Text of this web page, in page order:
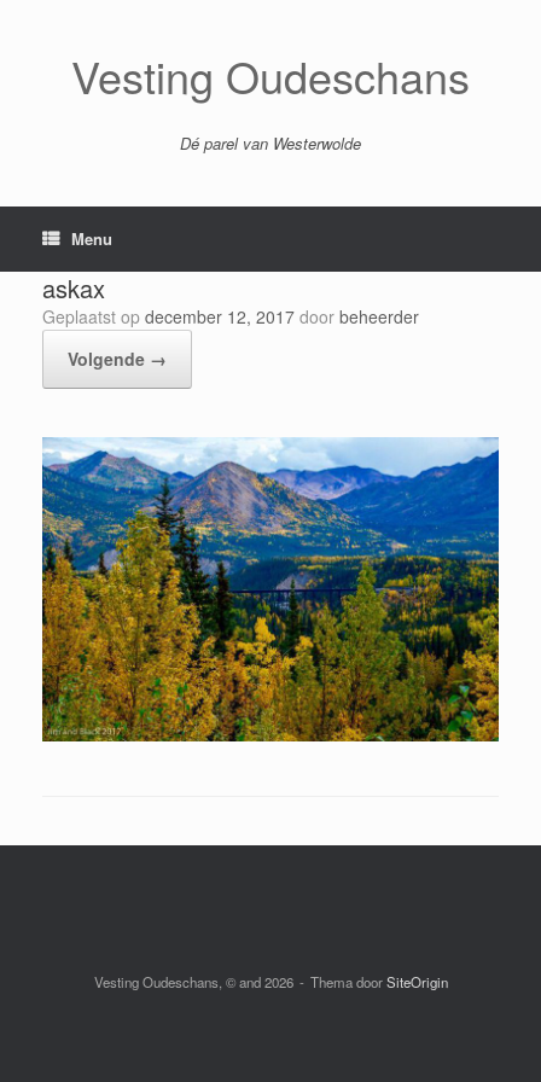
Vesting Oudeschans
Dé parel van Westerwolde
Menu
askax
Geplaatst op december 12, 2017 door beheerder
Volgende →
Vesting Oudeschans, © and 2026 Thema doorSiteOrigin